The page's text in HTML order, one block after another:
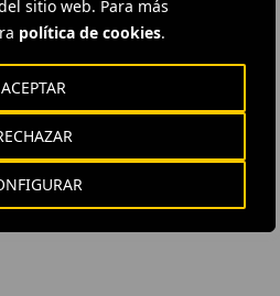
sitio web. Para más
política de cookies.
ACEPTAR
del 43,23%.
#Accionistas e inversores
#Estados Unidos
#Ferrovial Construcción